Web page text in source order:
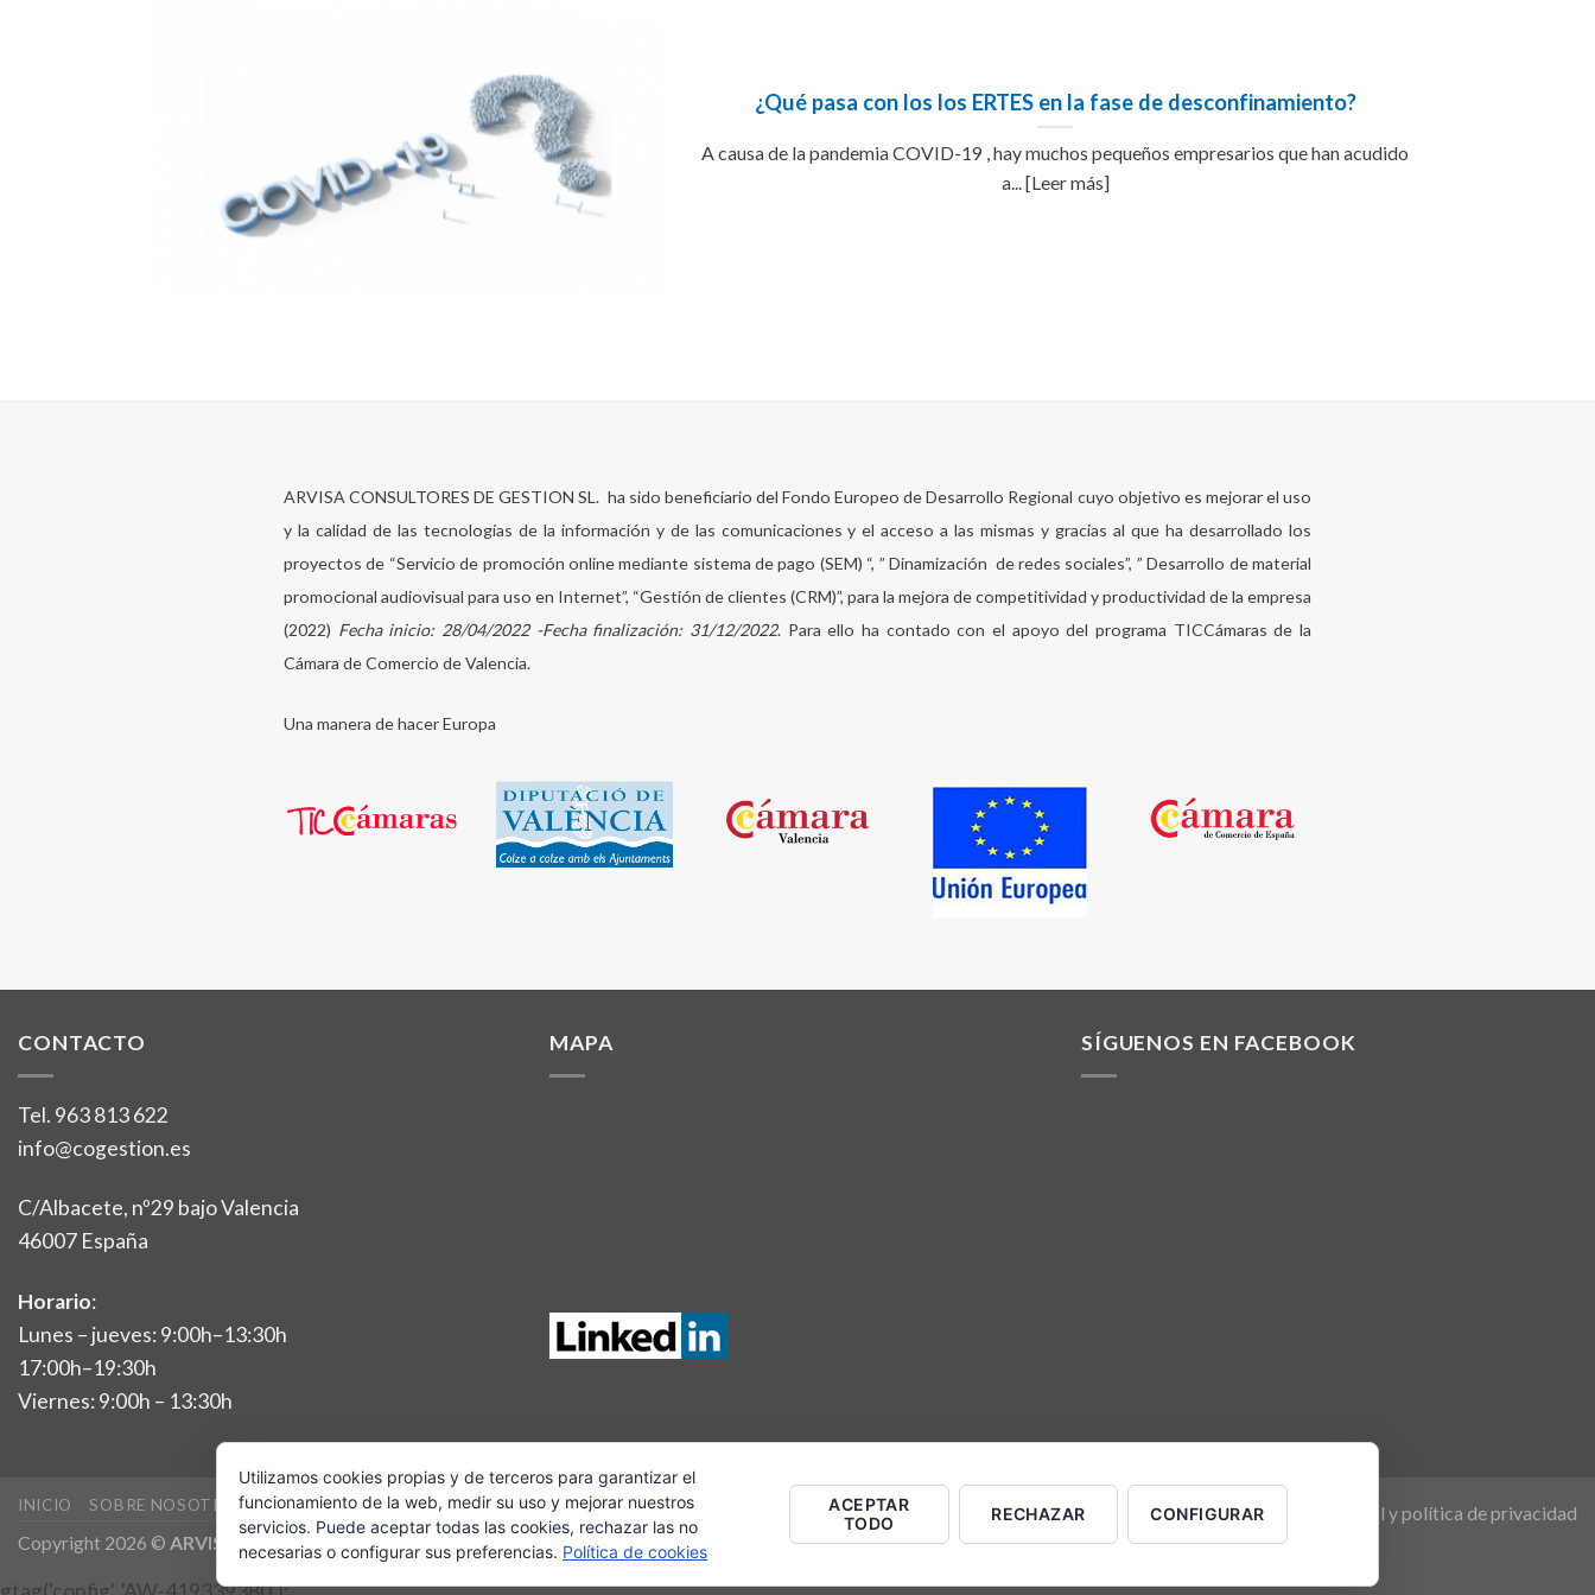
¿Qué pasa con los los ERTES en la fase de desconfinamiento?
A causa de la pandemia COVID-19 , hay muchos pequeños empresarios que han acudido
a... [Leer más]
ARVISA CONSULTORES DE GESTION SL. ha sido beneficiario del Fondo Europeo de Desarrollo Regional cuyo objetivo es mejorar el uso
y la calidad de las tecnologías de la información y de las comunicaciones y el acceso a las mismas y gracias al que ha desarrollado los
proyectos de “Servicio de promoción online mediante sistema de pago (SEM) “, ” Dinamización de redes sociales”, ” Desarrollo de material
promocional audiovisual para uso en Internet”, “Gestión de clientes (CRM)”, para la mejora de competitividad y productividad de la empresa
(2022) Fecha inicio: 28/04/2022 -Fecha finalización: 31/12/2022. Para ello ha contado con el apoyo del programa TICCámaras de la
Cámara de Comercio de Valencia.
Una manera de hacer Europa
CONTACTO
Tel. 963 813 622
info@cogestion.es
C/Albacete, nº29 bajo Valencia
46007 España
Horario:
Lunes – jueves: 9:00h–13:30h
17:00h–19:30h
Viernes: 9:00h – 13:30h
MAPA SÍGUENOS EN FACEBOOK
Aviso legal y política de privacidad
INICIO SOBRE NOSOTROS SERVICIOS CAMPAÑA DE LA RENTA BLOG CONTACTO
Copyright 2026 © ARVISA CONSULTORES DE GESTIÓN, S.L.
Utilizamos cookies propias y de terceros para garantizar el
funcionamiento de la web, medir su uso y mejorar nuestros
servicios. Puede aceptar todas las cookies, rechazar las no
necesarias o configurar sus preferencias. Política de cookies
ACEPTAR
TODO
RECHAZAR CONFIGURAR